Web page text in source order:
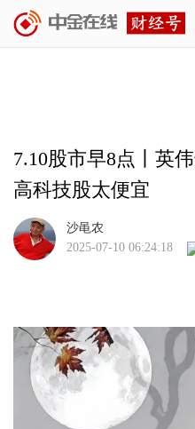
7.10股市早8点丨英
高科技股太便宜
沙黾农
2025-07-10 06:24:18